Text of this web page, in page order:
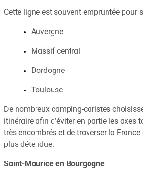
Cette ligne est souvent empruntée pour
Auvergne
Massif central
Dordogne
Toulouse
De nombreux camping-caristes
itinéraire afin d'éviter en partie les axes
très encombrés et de traverser la
plus détendue.
Saint-Maurice en Bourgogne